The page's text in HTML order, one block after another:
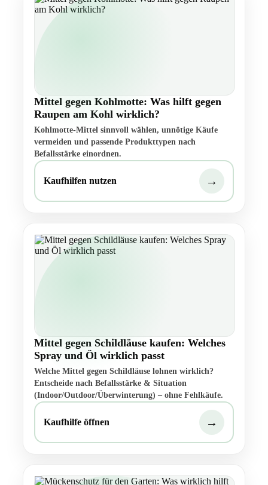
Mittel gegen Kohlmotte: Was hilft gegen
Raupen am Kohl wirklich?
Kohlmotte-Mittel sinnvoll wählen, unnötige Käufe
vermeiden und passende Produkttypen nach
Befallsstärke einordnen.
Kaufhilfen nutzen →
Mittel gegen Schildläuse kaufen: Welches
Spray und Öl wirklich passt
Welche Mittel gegen Schildläuse lohnen wirklich?
Entscheide nach Befallsstärke & Situation
(Indoor/Outdoor/Überwinterung) – ohne Fehlkäufe.
Kaufhilfe öffnen →